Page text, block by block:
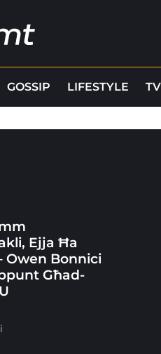
GOSSIP LIFESTYLE TV
Ejja Ħa
Owen Bonnici
Għad-